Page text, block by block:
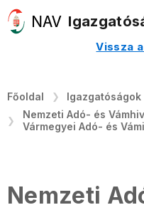
Vissza
Főoldal
Igazgatóságok
Nemzeti Adó- és
Vármegyei Adó- és
Nemzeti